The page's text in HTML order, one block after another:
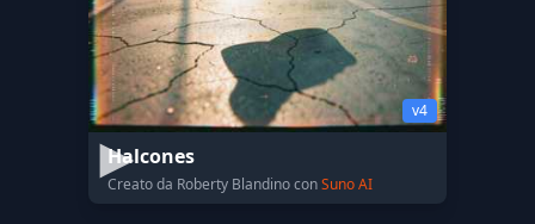
v4
Halcones
Creato da Roberty Blandino conSuno AI